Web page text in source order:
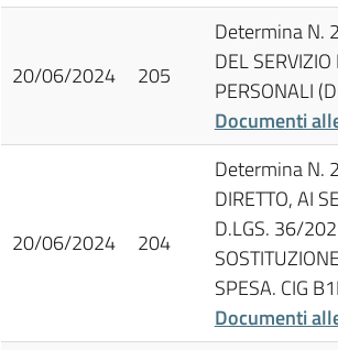
20/06/2024 205
Determina N.
DEL
PERSONALI
Documenti
20/06/2024 204
Determina N.
DIRETTO, AI
D.LGS. 36/
SPESA. CIG
Documenti